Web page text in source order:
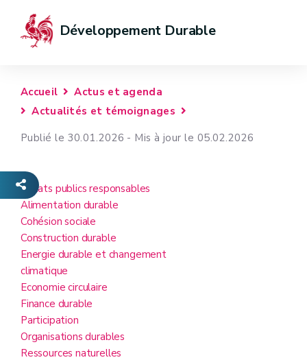
Développement Durable
Accueil
Actus et agenda
Actualités et témoignages
Publié le 30.01.2026 - Mis à jour le 05.02.2026
Achats publics responsables
Alimentation durable
Cohésion sociale
Construction durable
Energie durable et changement
climatique
Economie circulaire
Finance durable
Participation
Organisations durables
Ressources naturelles